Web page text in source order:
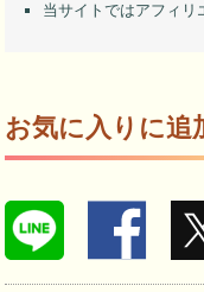
当サイトではアフィリ
お気に入りに追